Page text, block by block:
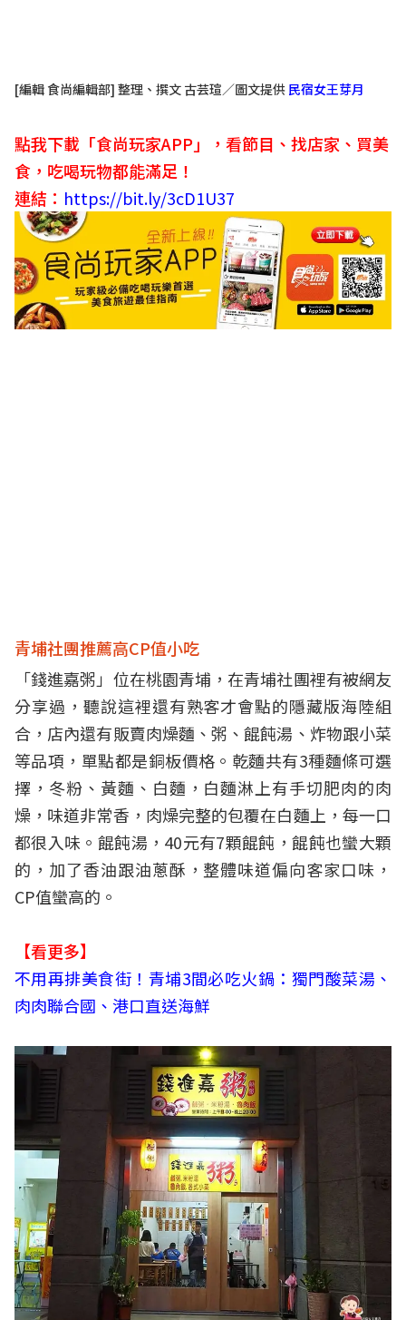
[編輯 食尚編輯部] 整理、撰文 古芸瑄／圖文提供 民宿女王芽月
點我下載「食尚玩家APP」，看節目、找店家、買美
食，吃喝玩物都能滿足！
連結： https://bit.ly/3cD1U37
青埔社團推薦高CP值小吃
「錢進嘉粥」位在桃園青埔，在青埔社團裡有被網友
分享過，聽說這裡還有熟客才會點的隱藏版海陸組
合，店內還有販賣肉燥麵、粥、餛飩湯、炸物跟小菜
等品項，單點都是銅板價格。乾麵共有3種麵條可選
擇，冬粉、黃麵、白麵，白麵淋上有手切肥肉的肉
燥，味道非常香，肉燥完整的包覆在白麵上，每一口
都很入味。餛飩湯，40元有7顆餛飩，餛飩也蠻大顆
的，加了香油跟油蔥酥，整體味道偏向客家口味，
CP值蠻高的。
【看更多】
不用再排美食街！青埔3間必吃火鍋：獨門酸菜湯、
肉肉聯合國、港口直送海鮮